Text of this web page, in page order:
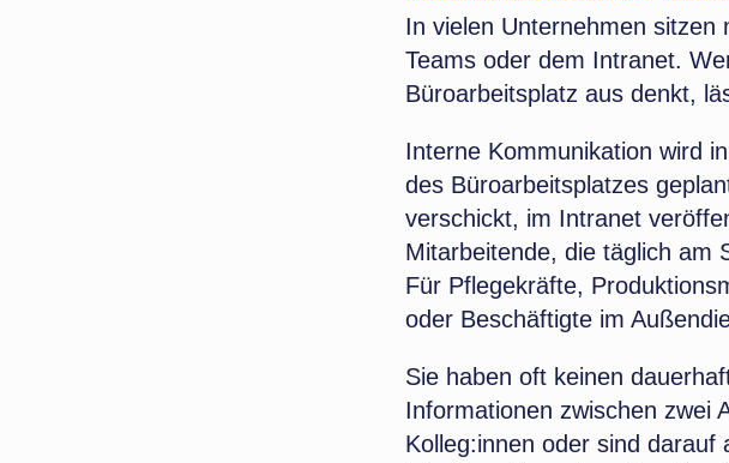
In vielen Unternehmen sitzen
Teams oder dem Intranet.
Büroarbeitsplatz aus denkt,
Interne Kommunikation wird
des Büroarbeitsplatzes
verschickt, im Intranet
Mitarbeitende, die täglich am
Für Pflegekräfte,
oder Beschäftigte im
Sie haben oft keinen
Informationen zwischen zwei
Kolleg:innen oder sind darauf